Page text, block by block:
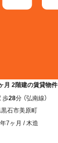
月 2階建の賃貸物件
歩28分 （弘南線）
石市美原町
7ヶ月 / 木造